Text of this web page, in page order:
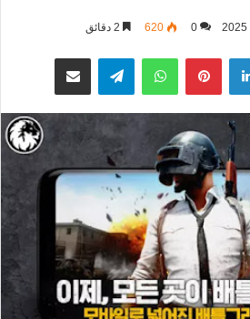
0
620
لينكدإن بينتيريستواتساب تيلقرام مشاركة عبر البريد